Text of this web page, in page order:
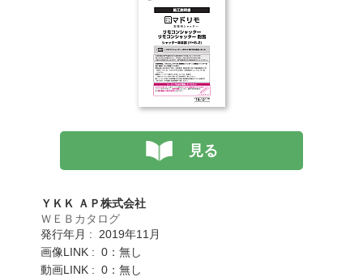
見る
ＹＫＫ ＡＰ株式会社
ＷＥＢカタログ
発行年月 : 2019年11月
画像LINK : 0：無し
動画LINK : 0：無し